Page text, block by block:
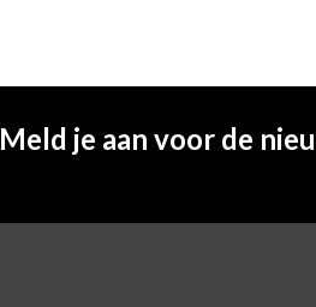
Meld je aan voor de